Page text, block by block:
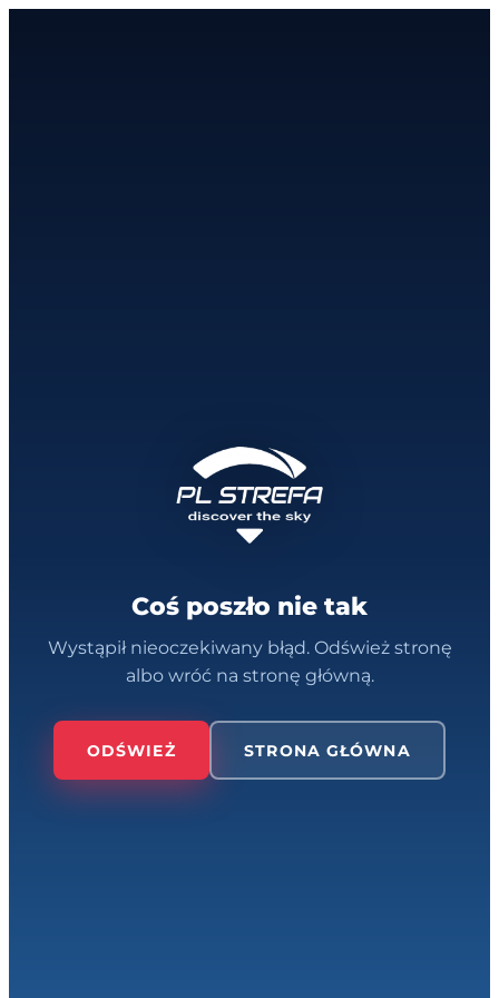
Coś poszło nie tak
Wystąpił nieoczekiwany błąd. Odśwież stronę
albo wróć na stronę główną.
ODŚWIEŻ STRONA GŁÓWNA